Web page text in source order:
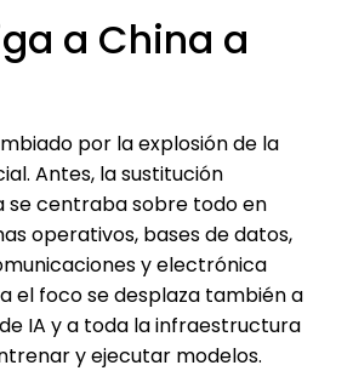
a China a
por la explosión de la
Antes, la sustitución
se centraba sobre todo en
operativos, bases de datos,
y electrónica
el foco se desplaza también a
IA y a toda la infraestructura
y ejecutar modelos.